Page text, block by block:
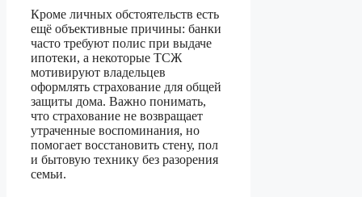
Кроме личных обстоятельств есть
ещё объективные причины: банки
часто требуют полис при выдаче
ипотеки, а некоторые ТСЖ
мотивируют владельцев
оформлять страхование для общей
защиты дома. Важно понимать,
что страхование не возвращает
утраченные воспоминания, но
помогает восстановить стену, пол
и бытовую технику без разорения
семьи.